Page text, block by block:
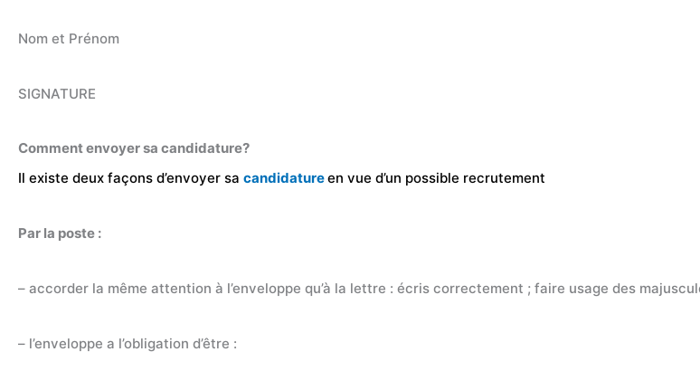
Nom et Prénom
SIGNATURE
Comment envoyer sa candidature?
Il existe deux façons d’envoyer sa candidatureen vue d’un possible recrutement
Par la poste :
– accorder la même attention à l’enveloppe qu’à la lettre : écris correctement ; faire usage des
– l’enveloppe a l’obligation d’être :